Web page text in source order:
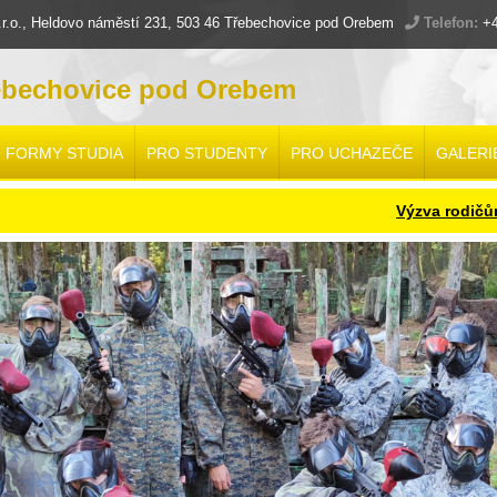
Heldovo náměstí 231, 503 46 Třebechovice pod Orebem Telefon:
pod Orebem
FORMY STUDIA PRO STUDENTY PRO UCHAZEČE
Výzva rodičům a